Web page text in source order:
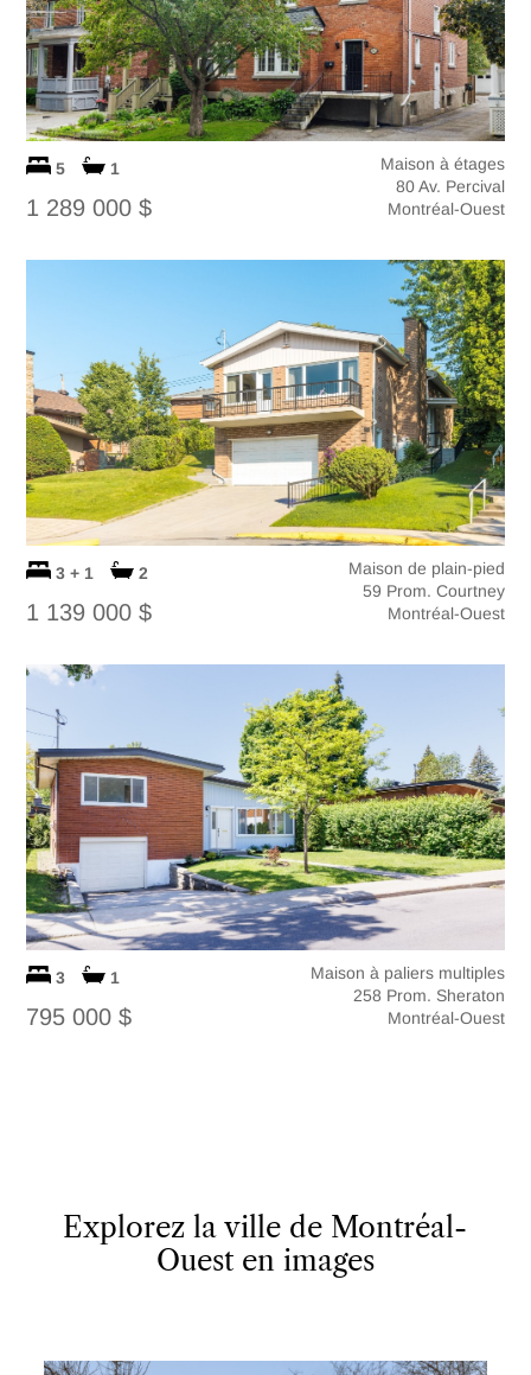
5 1
1 289 000 $
Maison à étages
80 Av. Percival
Montréal-Ouest
3 + 1 2
1 139 000 $
Maison de plain-pied
59 Prom. Courtney
Montréal-Ouest
3 1
795 000 $
Maison à paliers multiples
258 Prom. Sheraton
Montréal-Ouest
Explorez la ville de Montréal-
Ouest en images